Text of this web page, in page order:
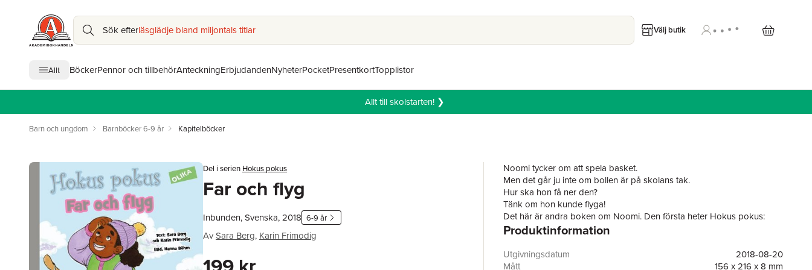
Sök efterläsglädje bland miljontals titlar Välj butik
Allt BöckerPennor och tillbehörAnteckningErbjudandenNyheterPocketPresentkortTopplistor
Allt till skolstarten! ❯
Barn och ungdom Barnböcker 6-9 år Kapitelböcker
Del i serien Hokus pokus
Far och flyg
Inbunden, Svenska, 2018 6-9 år
AvSara Berg, Karin Frimodig
Noomi tycker om att spela basket.
Men det går ju inte om bollen är på skolans tak.
Hur ska hon få ner den?
Tänk om hon kunde flyga!
Det här är andra boken om Noomi. Den första heter Hokus pokus:
Häxa i läxa.
som börjat läsa. Korta meningar. Lite text per sida.
Sagt om boken:
Produktinformation
Utgivningsdatum
2018-08-20
Mått
156 x 216 x 8 mm